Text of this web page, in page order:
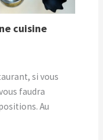
cuisine
si vous
faudra
Au